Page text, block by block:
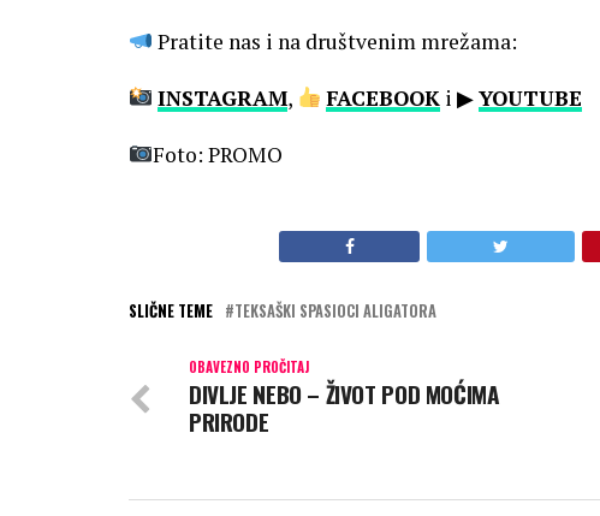
Pratite nas i na društvenim mrežama:
INSTAGRAM, FACEBOOK i ▶YOUTUBE
Foto: PROMO
SLIČNE TEME TEKSAŠKI SPASIOCI ALIGATORA
OBAVEZNO PROČITAJ
DIVLJE NEBO – ŽIVOT POD MOĆIMA
PRIRODE